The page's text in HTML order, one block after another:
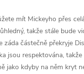
mít Mickeyho přes
takže stále bude
záda částečně překryje
jsou respektována,
jako kdyby na něm kryt